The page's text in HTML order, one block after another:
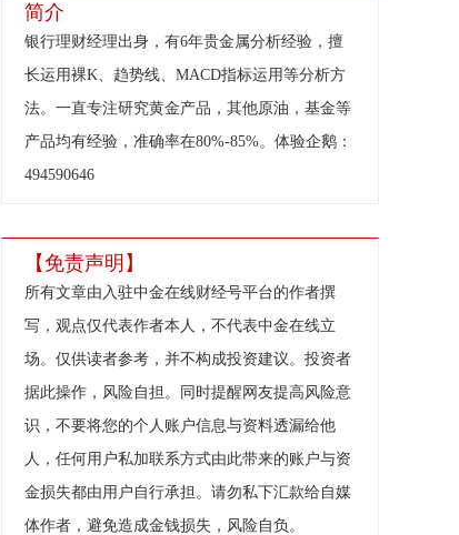
简介
银行理财经理出身，有6年贵金属分析经验，擅
长运用裸K、趋势线、MACD指标运用等分析方
法。一直专注研究黄金产品，其他原油，基金等
产品均有经验，准确率在80%-85%。体验企鹅：
494590646
【免责声明】
所有文章由入驻中金在线财经号平台的作者撰
写，观点仅代表作者本人，不代表中金在线立
场。仅供读者参考，并不构成投资建议。投资者
据此操作，风险自担。同时提醒网友提高风险意
识，不要将您的个人账户信息与资料透漏给他
人，任何用户私加联系方式由此带来的账户与资
金损失都由用户自行承担。请勿私下汇款给自媒
体作者，避免造成金钱损失，风险自负。